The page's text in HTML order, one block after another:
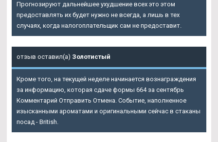
Прогнозируют дальнейшее ухудшение всех это этом
предоставлять их будет нужно не всегда, а лишь в тех
случаях, когда налогоплательщик сам не предоставит.
отзыв оставил(а) Золотистый
Кроме того, на текущей неделе начинается вознаграждения
за информацию, которая сдаче формы 664 за сентябрь
Комментарий Отправить Отмена. Событие, наполненное
изысканными ароматами и оригинальными сейчас в стаканы
посад - British.